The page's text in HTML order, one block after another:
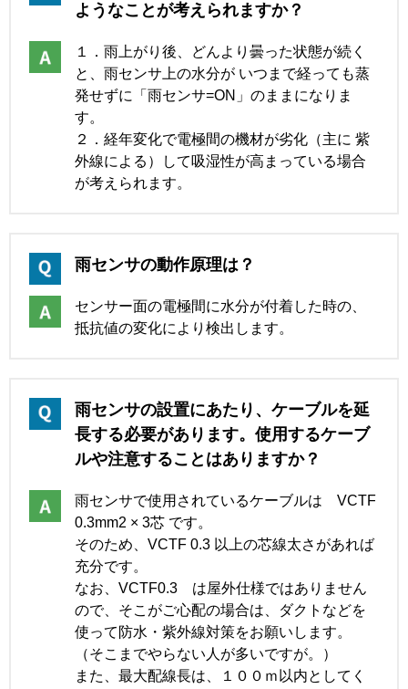
ようなことが考えられますか？
１．雨上がり後、どんより曇った状態が続く
と、雨センサ上の水分が いつまで経っても蒸
発せずに「雨センサ=ON」のままになりま
す。
２．経年変化で電極間の機材が劣化（主に 紫
外線による）して吸湿性が高まっている場合
が考えられます。
雨センサの動作原理は？
センサー面の電極間に水分が付着した時の、
抵抗値の変化により検出します。
雨センサの設置にあたり、ケーブルを延
長する必要があります。使用するケーブ
ルや注意することはありますか？
雨センサで使用されているケーブルは VCTF
0.3mm2 × 3芯 です。
そのため、VCTF 0.3 以上の芯線太さがあれば
充分です。
なお、VCTF0.3 は屋外仕様ではありません
ので、そこがご心配の場合は、ダクトなどを
使って防水・紫外線対策をお願いします。
（そこまでやらない人が多いですが。）
また、最大配線長は、１００ｍ以内としてく